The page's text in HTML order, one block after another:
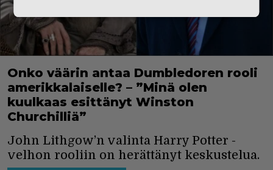
Onko väärin antaa Dumbledoren rooli
amerikkalaiselle? – ”Minä olen
kuulkaas esittänyt Winston
Churchilliä”
John Lithgow’n valinta Harry Potter -
velhon rooliin on herättänyt keskustelua.